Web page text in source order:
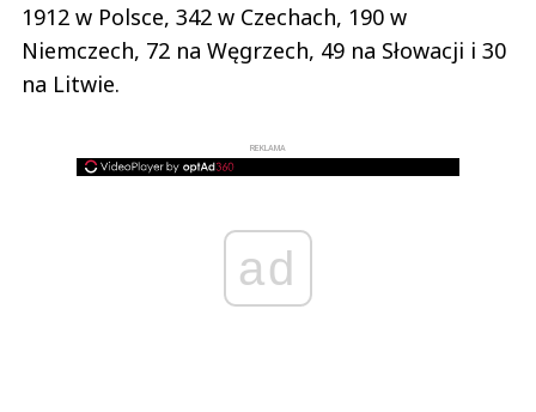
1912 w Polsce, 342 w Czechach, 190 w
Niemczech, 72 na Węgrzech, 49 na Słowacji i 30
na Litwie.
REKLAMA
ad